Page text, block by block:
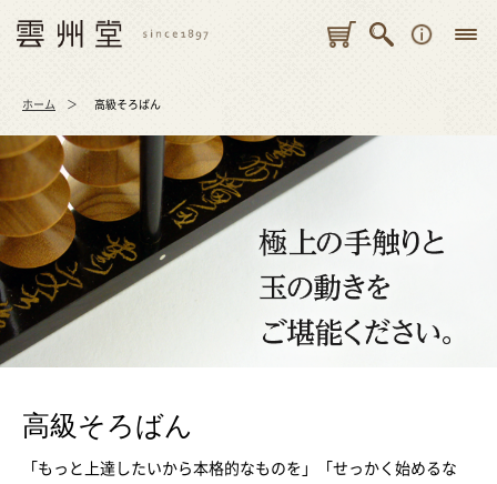
ホーム 高級そろばん
高級そろばん
「もっと上達したいから本格的なものを」「せっかく始めるな